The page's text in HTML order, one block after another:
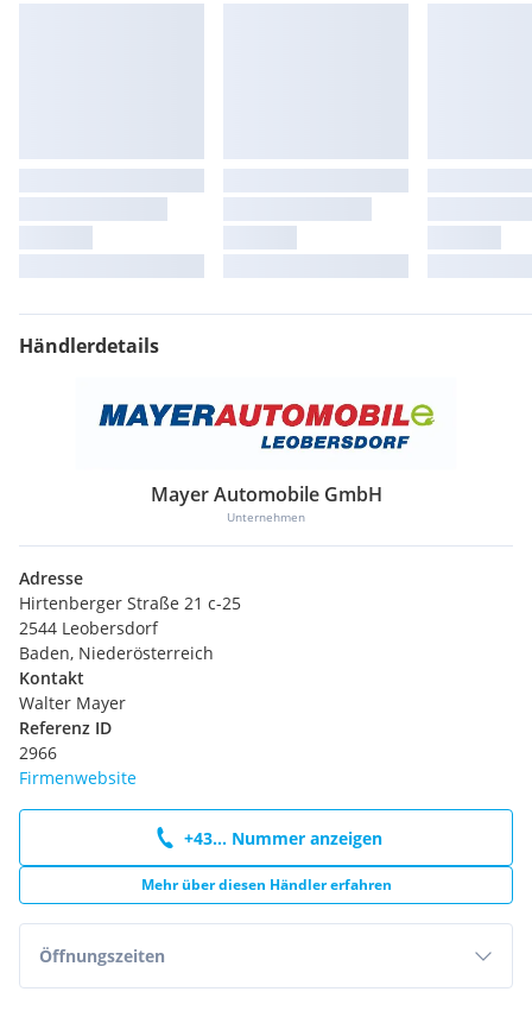
Händlerdetails
Mayer Automobile GmbH
Unternehmen
Adresse
Hirtenberger Straße 21 c-25
2544 Leobersdorf
Baden, Niederösterreich
Kontakt
Walter Mayer
Referenz ID
2966
Firmenwebsite
+43... Nummer anzeigen
Mehr über diesen Händler erfahren
Öffnungszeiten